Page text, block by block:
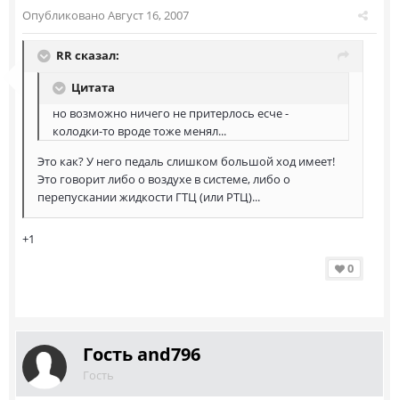
Опубликовано Август 16, 2007
RR сказал:
Цитата
но возможно ничего не притерлось есче -
колодки-то вроде тоже менял...
Это как? У него педаль слишком большой ход имеет!
Это говорит либо о воздухе в системе, либо о
перепускании жидкости ГТЦ (или РТЦ)...
+1
0
Гость and796
Гость